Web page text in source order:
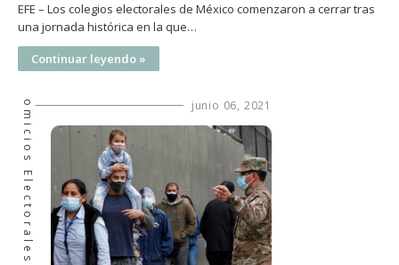
EFE – Los colegios electorales de México comenzaron a cerrar tras
una jornada histórica en la que…
Continuar leyendo »
junio 06, 2021
Comicios Electorales